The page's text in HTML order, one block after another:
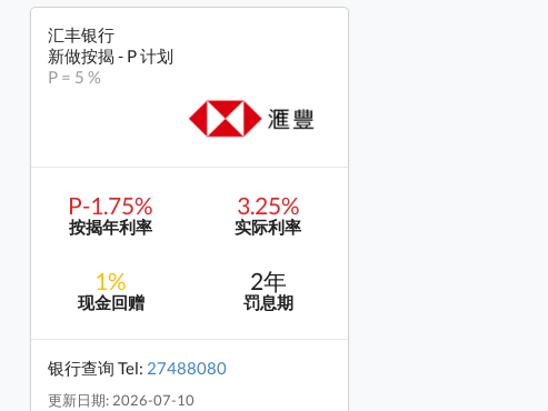
汇丰银行
新做按揭 - P 计划
P = 5 %
P-1.75%
按揭年利率
3.25%
实际利率
1%
现金回赠
2年
罚息期
银行查询 Tel: 27488080
更新日期: 2026-07-10